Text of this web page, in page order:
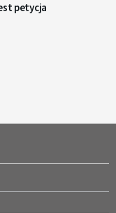
petycja